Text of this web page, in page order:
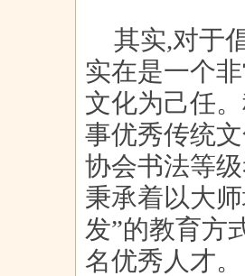
《画江湖之不
良人》有声
精密冲压件厂
家的正确选
其实,对于
实在是一个
文化为己任
事优秀传统
协会书法等
秉承着以大
发”的教育方
名优秀人才。